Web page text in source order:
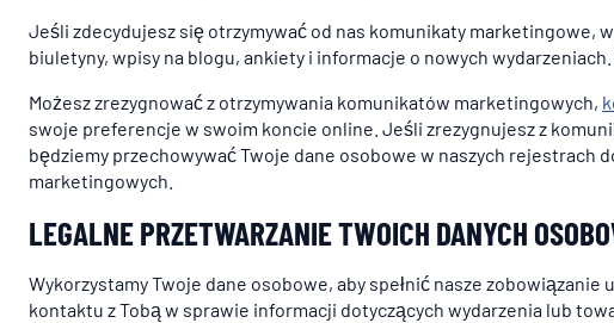
Jeśli zdecydujesz się otrzymywać od nas komunikaty marketingowe,
biuletyny, wpisy na blogu, ankiety i informacje o nowych
Możesz zrezygnować z otrzymywania komunikatów marketingowych,
swoje preferencje w swoim koncie online. Jeśli zrezygnujesz z
będziemy przechowywać Twoje dane osobowe w naszych rejestrach
marketingowych.
LEGALNE PRZETWARZANIE TWOICH DANYCH
Wykorzystamy Twoje dane osobowe, aby spełnić nasze
kontaktu z Tobą w sprawie informacji dotyczących wydarzenia lub